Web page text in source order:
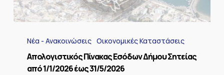
Πίνακας
Εσόδων
Δήμου
Σητείας
Νέα - Ανακοινώσεις Οικονομικές Καταστάσεις
Απολογιστικός Πίνακας Εσόδων Δήμου Σητείας
από 1/1/2026 έως 31/5/2026